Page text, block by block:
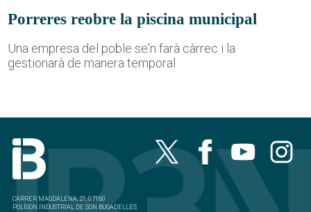
Porreres reobre la piscina municipal
Una empresa del poble se'n farà càrrec i la
gestionarà de manera temporal
CARRER MAGDALENA, 21, 07180
POLÍGON INDUSTRIAL DE SON BUGADELLES